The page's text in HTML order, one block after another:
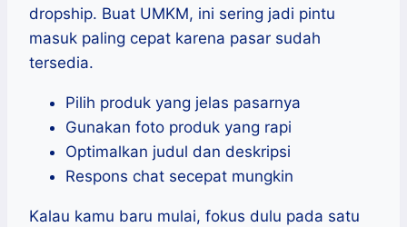
dropship. Buat UMKM, ini sering jadi pintu
masuk paling cepat karena pasar sudah
tersedia.
Pilih produk yang jelas pasarnya
Gunakan foto produk yang rapi
Optimalkan judul dan deskripsi
Respons chat secepat mungkin
Kalau kamu baru mulai, fokus dulu pada satu